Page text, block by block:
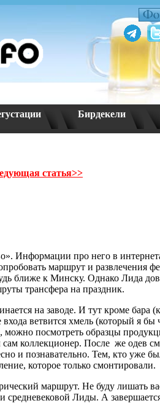
Бирдекели
статья>>
Информации про него в
маршрут и развлечения
ближе к Минску. Однако Лида
трансфера на праздник.
на заводе. И тут кроме бара
ветвится хмель (который я
можно посмотреть образцы
коллекционер. После же одев
и познавательно. Тем, кто уже
которое только смонтировали.
маршрут. Не буду лишать
средневековой Лиды. А